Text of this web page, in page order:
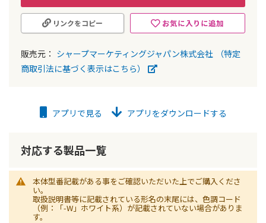
お気に入りに追加
リンクをコピー
販売元： シャープマーケティングジャパン株式会社
（特定
商取引法に基づく表示はこちら）
アプリで見る アプリをダウンロードする
対応する製品一覧
本体型番記載がある事をご確認いただいた上でご購入くださ
い。
取扱説明書等に記載されている形名の末尾には、色調コード
（例：「-W」ホワイト系）が記載されていない場合がありま
す。